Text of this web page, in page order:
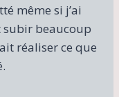
même si j’ai
beaucoup
réaliser ce que